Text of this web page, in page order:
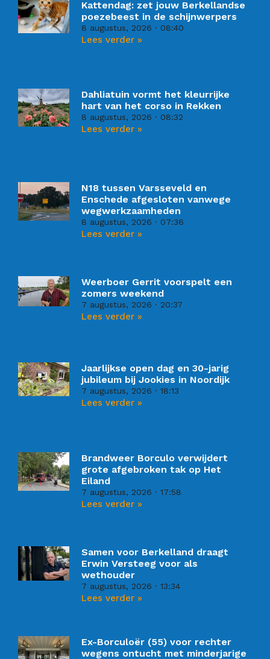
Kattendag: zet jouw Berkellandse
poezebeest in de schijnwerpers
8 augustus, 2026 08:40
Lees verder »
Dahliatuin vormt het kleurrijke
hart van het corso in Rekken
8 augustus, 2026 08:32
Lees verder »
N18 tussen Varsseveld en
Enschede afgesloten vanwege
wegwerkzaamheden
8 augustus, 2026 07:36
Lees verder »
Weerboer Gerrit voorspelt een
zomers weekend
7 augustus, 2026 20:37
Lees verder »
Jaarlijkse open dag en 30-jarig
jubileum bij Jookies in Noordijk
7 augustus, 2026 18:13
Lees verder »
Brandweer Borculo verwijdert
grote afgebroken tak op Het
Eiland
7 augustus, 2026 17:58
Lees verder »
Samen voor Berkelland draagt
Erwin Versteeg voor als
wethouder
7 augustus, 2026 13:34
Lees verder »
Ex-Borculoër (55) voor rechter
wegens ontucht met minderjarige